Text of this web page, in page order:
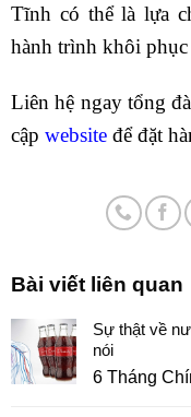
Tĩnh có thể là lựa
hành trình khôi phục
Liên hệ ngay tổng
cập website để đặt
Bài viết liên quan
Sự thật về
nói
6 Tháng